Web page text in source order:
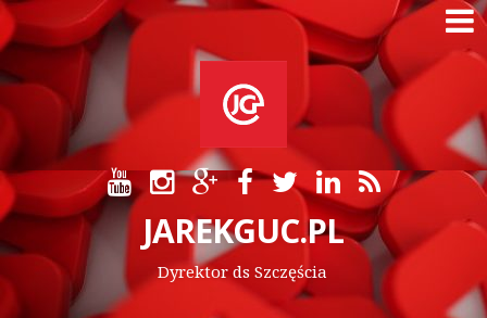
Skip
to
content
JAREKGUC.PL
Dyrektor ds Szczęścia